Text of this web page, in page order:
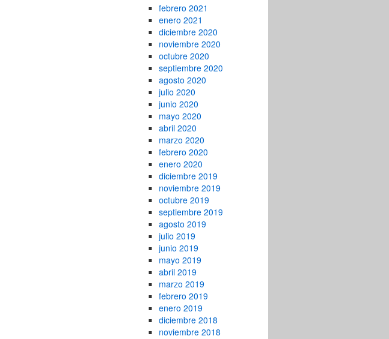
febrero 2021
enero 2021
diciembre 2020
noviembre 2020
octubre 2020
septiembre 2020
agosto 2020
julio 2020
junio 2020
mayo 2020
abril 2020
marzo 2020
febrero 2020
enero 2020
diciembre 2019
noviembre 2019
octubre 2019
septiembre 2019
agosto 2019
julio 2019
junio 2019
mayo 2019
abril 2019
marzo 2019
febrero 2019
enero 2019
diciembre 2018
noviembre 2018